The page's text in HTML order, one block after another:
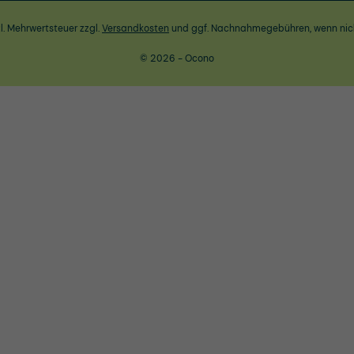
Mehrwertsteuer zzgl.Versandkosten und ggf. Nachnahmegebühren, wenn
© 2026 - Ocono